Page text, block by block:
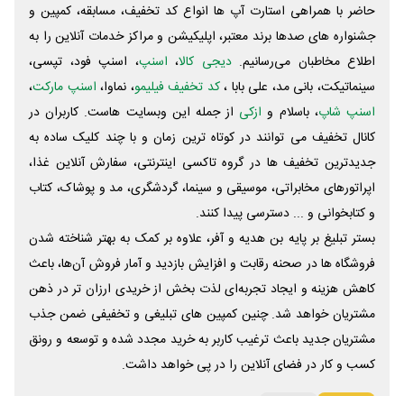
حاضر با همراهی استارت آپ ها انواع کد تخفیف، مسابقه، کمپین و
جشنواره های صدها برند معتبر، اپلیکیشن و مراکز خدمات آنلاین را به
اطلاع مخاطبان می‌رسانیم. دیجی کالا، اسنپ، اسنپ فود، تپسی،
سینماتیکت، بانی مد، علی‌ بابا ،کد تخفیف فیلیمو، نماوا، اسنپ مارکت،
اسنپ شاپ، باسلام و ازکی از جمله این وبسایت ‌هاست. کاربران در
کانال تخفیف می توانند در کوتاه ترین زمان و با چند کلیک ساده به
جدیدترین تخفیف ها در گروه تاکسی اینترنتی، سفارش آنلاین غذا،
اپراتورهای مخابراتی، موسیقی و سینما، گردشگری، مد و پوشاک، کتاب
و کتابخوانی و ... دسترسی پیدا کنند.
بستر تبلیغ بر پایه بن هدیه و آفر، علاوه بر کمک به بهتر شناخته شدن
فروشگاه ها در صحنه رقابت و افزایش بازدید و آمار فروش آن‌ها، باعث
کاهش هزینه و ایجاد تجربه‌ای لذت بخش از خریدی ارزان تر در ذهن
مشتریان خواهد شد. چنین کمپین های تبلیغی و تخفیفی ضمن جذب
مشتریان جدید باعث ترغیب کاربر به خرید مجدد شده و توسعه و رونق
کسب و کار در فضای آنلاین را در پی خواهد داشت.